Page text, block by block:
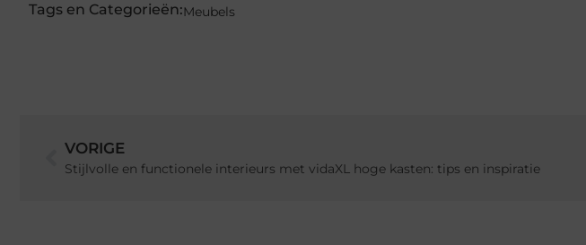
Tags en Categorieën:Meubels
VORIGE
Stijlvolle en functionele interieurs met vidaXL hoge kasten: tips en inspiratie